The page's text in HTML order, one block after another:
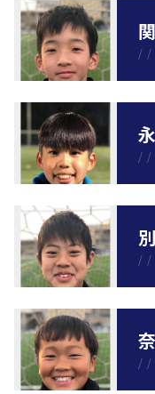
/ /
/ /
/ /
/ /